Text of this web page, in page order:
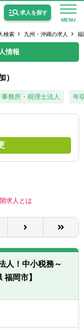
MENU
求人を探す
人
認会計士）の求人
報
検索 九州・沖縄の求人 福
情報
）
務所・税理士法人 年
求人とは
人！中小税務～
岡市】